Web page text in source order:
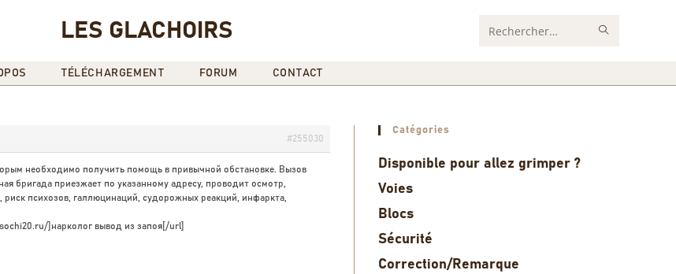
LES GLACHOIRS Rechercher
TÉLÉCHARGEMENT FORUM CONTACT
#255030
необходимо получить помощь в привычной обстановке. Вызов
бригада приезжает по указанному адресу, проводит осмотр,
риск психозов, галлюцинаций, судорожных реакций, инфаркта,
]нарколог вывод из запоя[/url]
Catégories
Disponible pour allez grimper ?
Voies
Blocs
Sécurité
Correction/Remarque